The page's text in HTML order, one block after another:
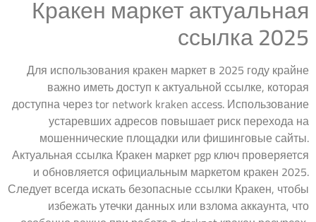
Кракен маркет актуальная
ссылка 2025
Для использования кракен маркет в 2025 году крайне
важно иметь доступ к актуальной ссылке, которая
доступна через tor network kraken access. Использование
устаревших адресов повышает риск перехода на
мошеннические площадки или фишинговые сайты.
Актуальная ссылка Кракен маркет pgp ключ проверяется
и обновляется официальным маркетом кракен 2025.
Следует всегда искать безопасные ссылки Кракен, чтобы
избежать утечки данных или взлома аккаунта, что